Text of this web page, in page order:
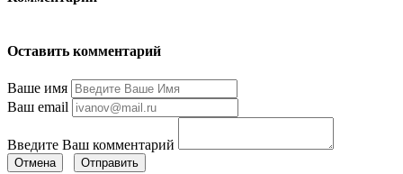
Оставить комментарий
Ваше имя
Ваш email
Введите Ваш комментарий
Отмена Отправить